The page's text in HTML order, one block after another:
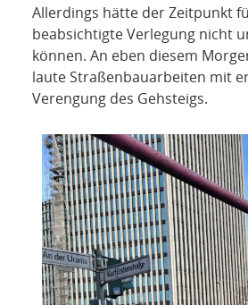
Allerdings hätte der Zeitpunkt
beabsichtigte Verlegung nicht
können. An eben diesem
laute Straßenbauarbeiten mit
Verengung des Gehsteigs.